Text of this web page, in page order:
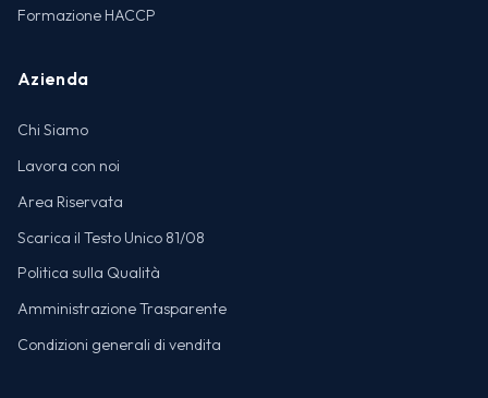
Formazione HACCP
Azienda
Chi Siamo
Lavora con noi
Area Riservata
Scarica il Testo Unico 81/08
Politica sulla Qualità
Amministrazione Trasparente
Condizioni generali di vendita